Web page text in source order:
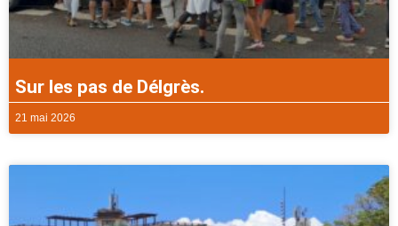
Sur les pas de Délgrès.
21 mai 2026